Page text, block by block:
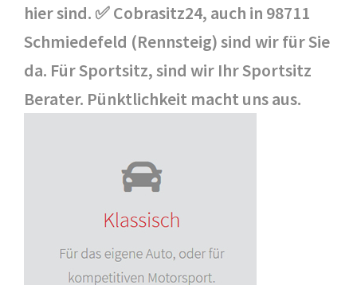
hier sind. ✅ Cobrasitz24, auch in 98711
Schmiedefeld (Rennsteig) sind wir für Sie
da. Für Sportsitz, sind wir Ihr Sportsitz
Berater. Pünktlichkeit macht uns aus.